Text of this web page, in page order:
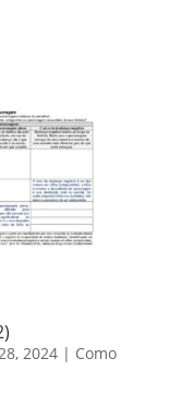
2024| Como